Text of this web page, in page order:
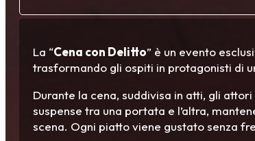
La “Cena con Delitto” è un evento
trasformando gli ospiti in protagonisti di
Durante la cena, suddivisa in atti, gli
suspense tra una portata e l’altra,
scena. Ogni piatto viene gustato senza